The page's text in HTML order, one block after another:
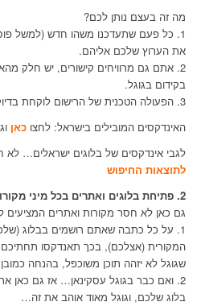
מה זה בעצם נותן לכם?
1. כל פעם שתעדכנו משהו חדש (למשל
את הערוץ שלכם אליהם.
בקידום בגוגל.
3. הפעולה הטכנית של הרישום לוקחת בדיוק 2-3 דקות והיא חד פעמית, אז מה יש לכם להפסיד?
האינדקסים המובילים בישראל: לחצו כאן
לגבי אינדקסים של בלוגים ישראלים…
לתוצאות החיפוש
2. פתיחת בלוגים ואתרים בכל מיני מקורות חינמיים
גם כאן לא חסר מקורות ואתרים המציעים
1. על כל כתבה שאתם רושמים בבלוג
המקורית (אצלכם), בכך תאנדקסו תחתיכם
שגוגל לא יזהה תוכן משוכפל, בהנחה
2. ואם כבר בגוגל עסקינאן… אז גם כאן
בלוג שלכם, וגוגל מאוד אוהב את זה…